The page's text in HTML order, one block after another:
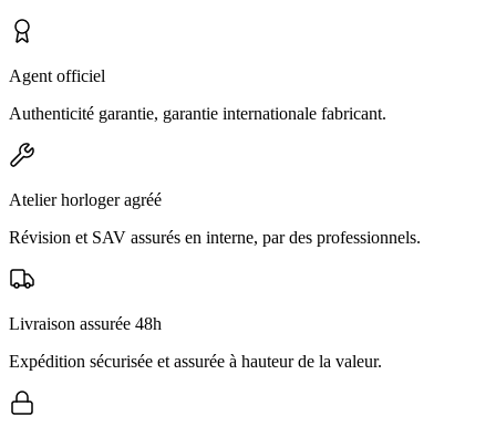
Agent officiel
Authenticité garantie, garantie internationale fabricant.
Atelier horloger agréé
Révision et SAV assurés en interne, par des professionnels.
Livraison assurée 48h
Expédition sécurisée et assurée à hauteur de la valeur.